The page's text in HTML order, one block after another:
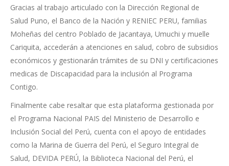
Gracias al trabajo articulado con la Dirección Regional de
Salud Puno, el Banco de la Nación y RENIEC PERU, familias
Moheñas del centro Poblado de Jacantaya, Umuchi y muelle
Cariquita, accederán a atenciones en salud, cobro de subsidios
económicos y gestionarán trámites de su DNI y certificaciones
medicas de Discapacidad para la inclusión al Programa
Contigo.
Finalmente cabe resaltar que esta plataforma gestionada por
el Programa Nacional PAIS del Ministerio de Desarrollo e
Inclusión Social del Perú, cuenta con el apoyo de entidades
como la Marina de Guerra del Perú, el Seguro Integral de
Salud, DEVIDA PERÚ, la Biblioteca Nacional del Perú, el